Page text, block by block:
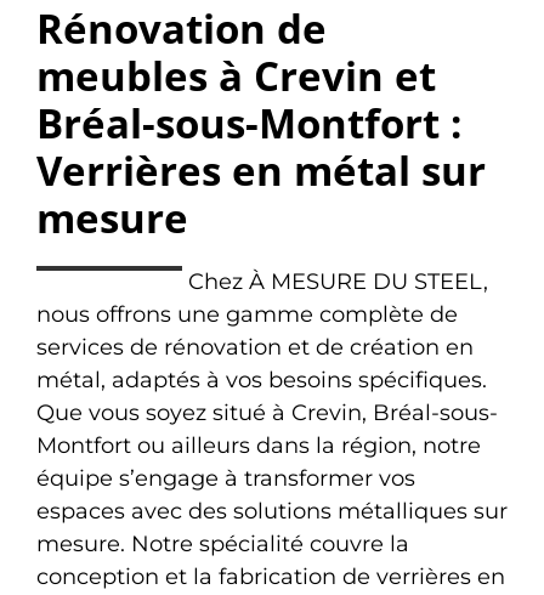
Rénovation de
meubles à Crevin et
Bréal-sous-Montfort :
Verrières en métal sur
mesure
Chez À MESURE DU STEEL,
nous offrons une gamme complète de
services de rénovation et de création en
métal, adaptés à vos besoins spécifiques.
Que vous soyez situé à Crevin, Bréal-sous-
Montfort ou ailleurs dans la région, notre
équipe s’engage à transformer vos
espaces avec des solutions métalliques sur
mesure. Notre spécialité couvre la
conception et la fabrication de verrières en